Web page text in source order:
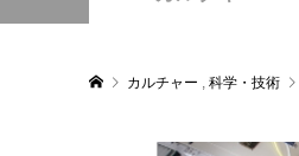
カルチャー , 科学・技術